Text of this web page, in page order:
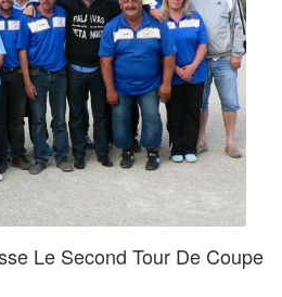
Le Second Tour De Coupe